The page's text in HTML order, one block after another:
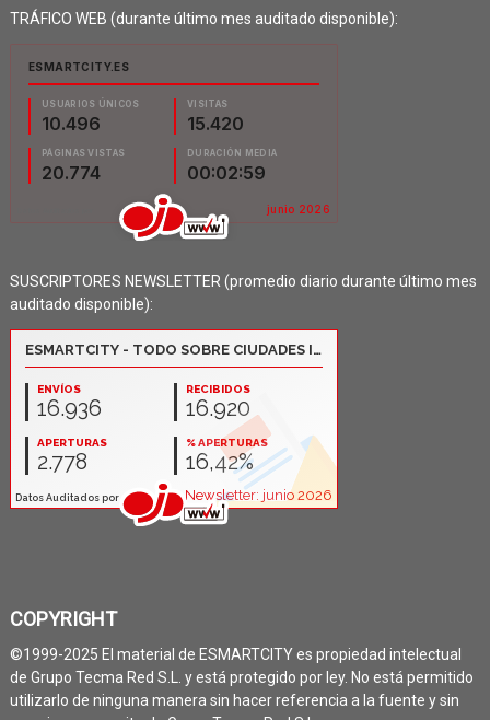
TRÁFICO WEB (durante último mes auditado disponible):
SUSCRIPTORES NEWSLETTER (promedio diario durante último mes
auditado disponible):
COPYRIGHT
©1999-2025 El material de ESMARTCITY es propiedad intelectual
de Grupo Tecma Red S.L. y está protegido por ley. No está permitido
utilizarlo de ninguna manera sin hacer referencia a la fuente y sin